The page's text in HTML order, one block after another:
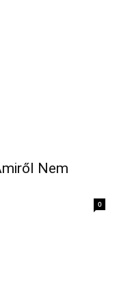
Nem
0